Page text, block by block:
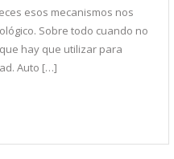
esos mecanismos nos
Sobre todo cuando no
hay que utilizar para
Auto […]